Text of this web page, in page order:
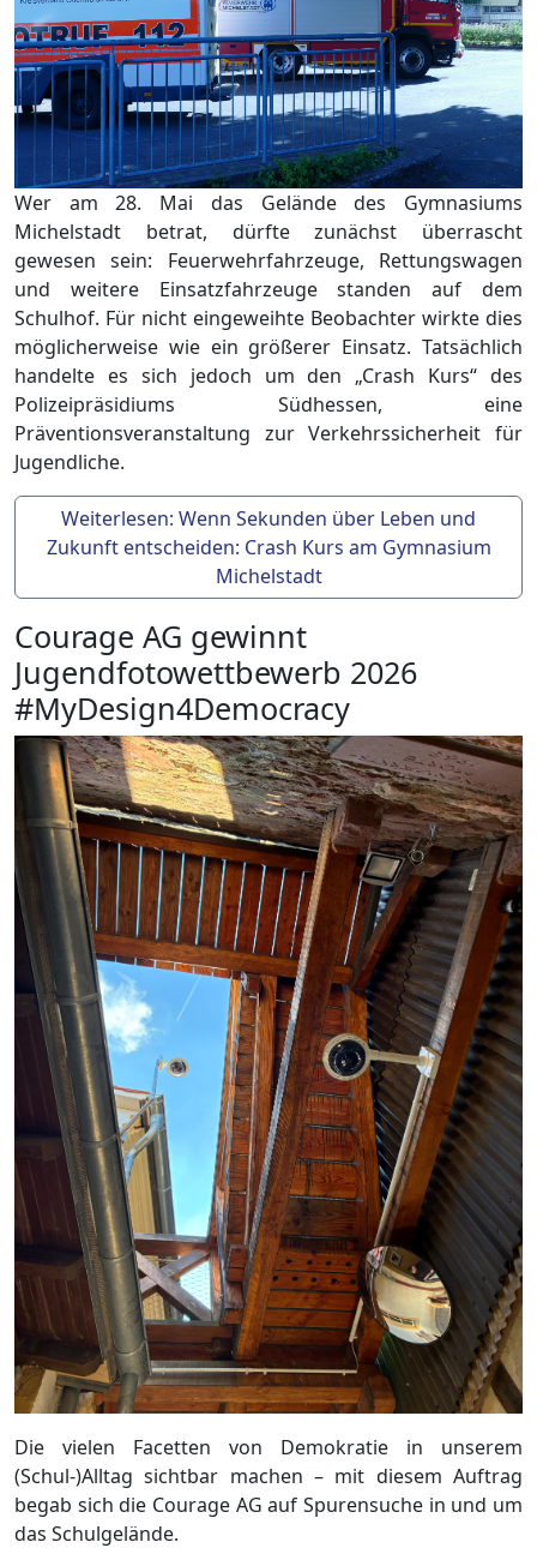
Wer am 28. Mai das Gelände des Gymnasiums
Michelstadt betrat, dürfte zunächst überrascht
gewesen sein: Feuerwehrfahrzeuge, Rettungswagen
und weitere Einsatzfahrzeuge standen auf dem
Schulhof. Für nicht eingeweihte Beobachter wirkte dies
möglicherweise wie ein größerer Einsatz. Tatsächlich
handelte es sich jedoch um den „Crash Kurs“ des
Polizeipräsidiums Südhessen, eine
Präventionsveranstaltung zur Verkehrssicherheit für
Jugendliche.
Weiterlesen: Wenn Sekunden über Leben und
Zukunft entscheiden: Crash Kurs am Gymnasium
Michelstadt
Courage AG gewinnt
Jugendfotowettbewerb 2026
#MyDesign4Democracy
Die vielen Facetten von Demokratie in unserem
(Schul-)Alltag sichtbar machen – mit diesem Auftrag
begab sich die Courage AG auf Spurensuche in und um
das Schulgelände.